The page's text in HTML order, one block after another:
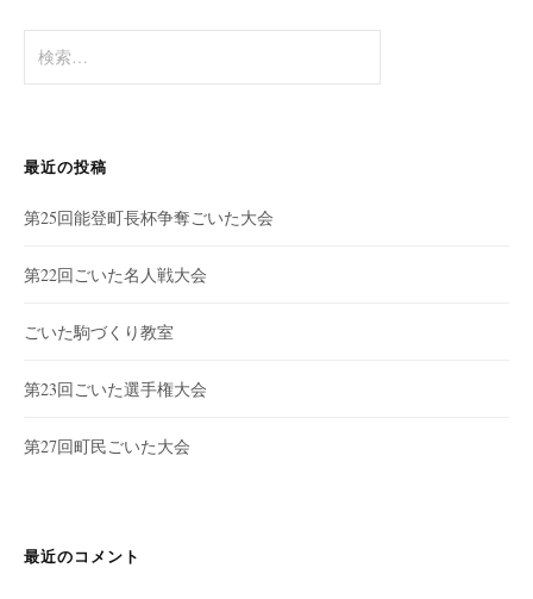
索:
最近の投稿
第25回能登町長杯争奪ごいた大会
第22回ごいた名人戦大会
ごいた駒づくり教室
第23回ごいた選手権大会
第27回町民ごいた大会
最近のコメント